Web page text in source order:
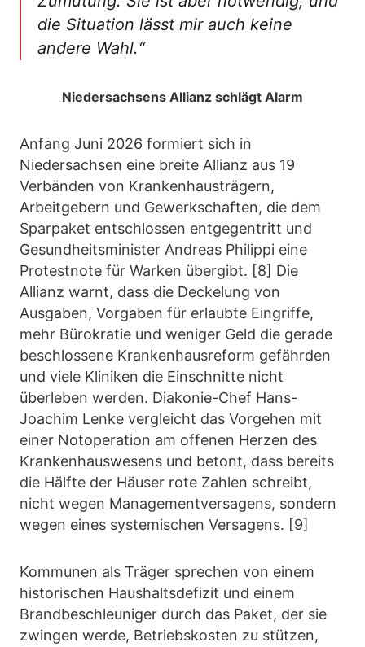
die Situation lässt mir auch keine
andere Wahl.“
Niedersachsens Allianz schlägt Alarm
Anfang Juni 2026 formiert sich in
Niedersachsen eine breite Allianz aus 19
Verbänden von Krankenhausträgern,
Arbeitgebern und Gewerkschaften, die dem
Sparpaket entschlossen entgegentritt und
Gesundheitsminister Andreas Philippi eine
Protestnote für Warken übergibt. [8] Die
Allianz warnt, dass die Deckelung von
Ausgaben, Vorgaben für erlaubte Eingriffe,
mehr Bürokratie und weniger Geld die gerade
beschlossene Krankenhausreform gefährden
und viele Kliniken die Einschnitte nicht
überleben werden. Diakonie-Chef Hans-
Joachim Lenke vergleicht das Vorgehen mit
einer Notoperation am offenen Herzen des
Krankenhauswesens und betont, dass bereits
die Hälfte der Häuser rote Zahlen schreibt,
nicht wegen Managementversagens, sondern
wegen eines systemischen Versagens. [9]
Kommunen als Träger sprechen von einem
historischen Haushaltsdefizit und einem
Brandbeschleuniger durch das Paket, der sie
zwingen werde, Betriebskosten zu stützen,